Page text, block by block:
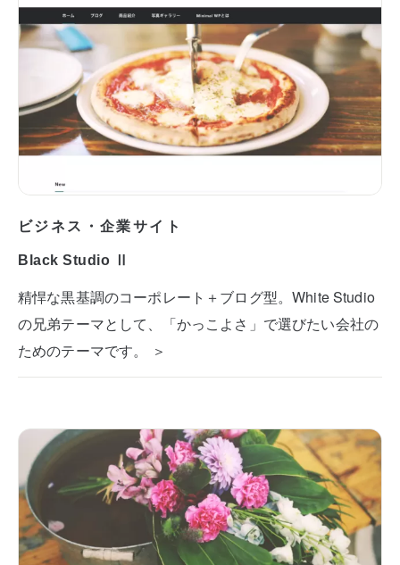
ビジネス・企業サイト
Black Studio Ⅱ
精悍な黒基調のコーポレート＋ブログ型。White Studio
の兄弟テーマとして、「かっこよさ」で選びたい会社の
ためのテーマです。 ＞